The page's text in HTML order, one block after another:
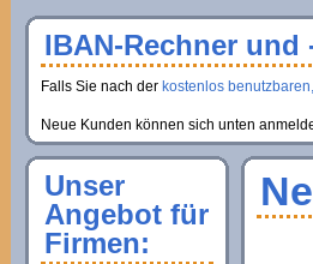
IBAN-Rechner
Falls Sie nach der kostenlos
Neue Kunden können sich unten
Unser
Angebot für
Firmen: